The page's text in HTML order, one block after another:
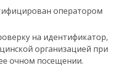
оператором
на идентификатор,
организацией при
очном посещении.